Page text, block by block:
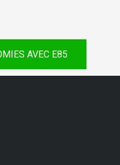
AVEC E85